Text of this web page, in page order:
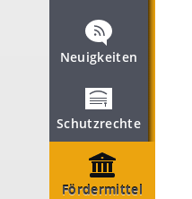
Neuigkeiten
Schutzrechte
Fördermittel